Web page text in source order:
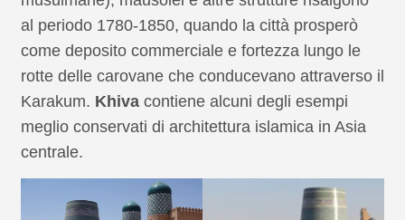
al periodo 1780-1850, quando la città prosperò
come deposito commerciale e fortezza lungo le
rotte delle carovane che conducevano attraverso il
Karakum. Khivacontiene alcuni degli esempi
meglio conservati di architettura islamica in Asia
centrale.